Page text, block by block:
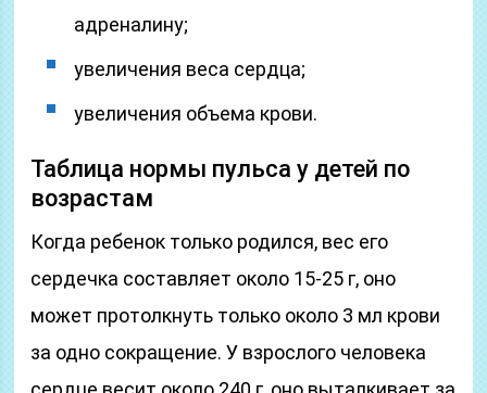
адреналину;
увеличения веса сердца;
увеличения объема крови.
Таблица нормы пульса у детей по
возрастам
Когда ребенок только родился, вес его
сердечка составляет около 15-25 г, оно
может протолкнуть только около 3 мл крови
за одно сокращение. У взрослого человека